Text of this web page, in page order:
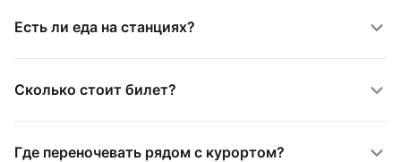
Есть ли еда на станциях?
Сколько стоит билет?
Где переночевать рядом с курортом?